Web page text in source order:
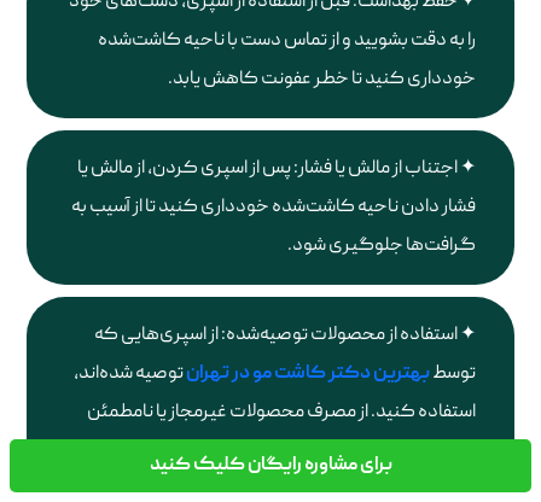
را به دقت بشویید و از تماس دست با ناحیه کاشت‌شده
خودداری کنید تا خطر عفونت کاهش یابد.
اجتناب از مالش یا فشار: پس از اسپری کردن، از مالش یا
فشار دادن ناحیه کاشت‌شده خودداری کنید تا از آسیب به
گرافت‌ها جلوگیری شود.
استفاده از محصولات توصیه‌شده: از اسپری‌هایی که
توسطبهترین دکتر کاشت مو در تهرانتوصیه شده‌اند،
استفاده کنید. از مصرف محصولات غیرمجاز یا نامطمئن
خودداری کنید.
برای مشاوره رایگان کلیک کنید